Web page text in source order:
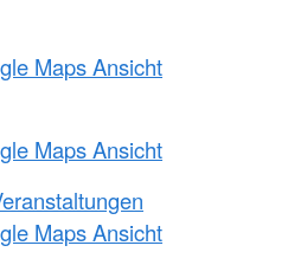
Maps Ansicht
Maps Ansicht
Maps Ansicht